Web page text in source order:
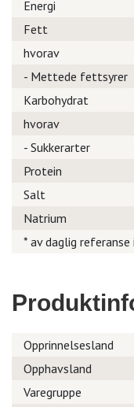
Energi
Fett
hvorav
- Mettede fettsyrer
Karbohydrat
hvorav
- Sukkerarter
Protein
Salt
Natrium
* av daglig
Opprinnelsesland
Opphavsland
Varegruppe